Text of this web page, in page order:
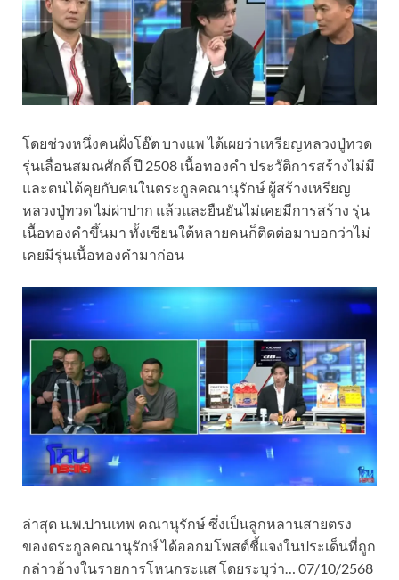
โดยช่วงหนึ่งคนฝั่งโอ๊ต บางแพ ได้เผยว่าเหรียญหลวงปู่ทวด
รุ่นเลื่อนสมณศักดิ์ ปี 2508 เนื้อทองคำ ประวัติการสร้างไม่มี
และตนได้คุยกับคนในตระกูลคณานุรักษ์ ผู้สร้างเหรียญ
หลวงปู่ทวด ไม่ผ่าปาก แล้วและยืนยันไม่เคยมีการสร้าง รุ่น
เนื้อทองคำขึ้นมา ทั้งเซียนใต้หลายคนก็ติดต่อมาบอกว่าไม่
เคยมีรุ่นเนื้อทองคำมาก่อน
ล่าสุด น.พ.ปานเทพ คณานุรักษ์ ซึ่งเป็นลูกหลานสายตรง
ของตระกูลคณานุรักษ์ ได้ออกมโพสต์ชี้แจงในประเด็นที่ถูก
กล่าวอ้างในรายการโหนกระแส โดยระบุว่า… 07/10/2568